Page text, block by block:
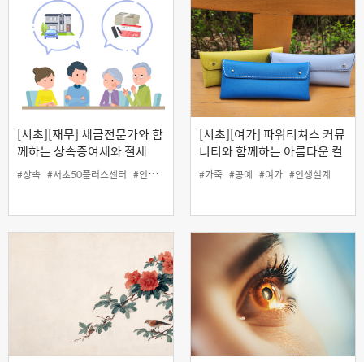
[서초][재무] 세금전문가와 함
께하는 상속증여세와 절세
Tip
#상속 #서초50플러스센터 #인생설계 #재무 #증여
[서초][여가] 파워티쳐스 커뮤
니티와 함께하는 아름다운 컬
러와 가죽의 콜라보! '나만의
가죽필통 만들기' (원데이)
#가죽 #공예 #여가 #인생설계